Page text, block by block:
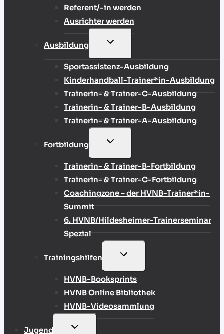
Referent/-in werden
Ausrichter werden
Ausbildung
UNTERMENÜ
Sportassistenz-Ausbildung
Kinderhandball-Trainer*in-Ausbildung
Trainerin- & Trainer-C-Ausbildung
Trainerin- & Trainer-B-Ausbildung
Trainerin- & Trainer-A-Ausbildung
Fortbildung
UNTERMENÜ
Trainerin- & Trainer-B-Fortbildung
Trainerin- & Trainer-C-Fortbildung
Coachingzone – der HVNB-Trainer*in-
Summit
6. HVNB/Hildesheimer-Trainerseminar
Spezial
Trainingshilfen
UNTERMENÜ
HVNB-Booksprints
HVNB Online Bibliothek
HVNB-Videosammlung
Jugend
UNTERMENÜ